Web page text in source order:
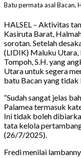
Batu permata asal Bacan,
HALSEL – Aktivitas
Kasiruta Barat,
sorotan. Setelah
(LIDIK) Maluku
Tompoh, S.H. yang
Utara untuk segera
batu Bacan yang tidak
“Sudah sangat jelas
Palamea termasuk
Ini tidak boleh
tata kelola
(26/7/2025).
Fredi menilai